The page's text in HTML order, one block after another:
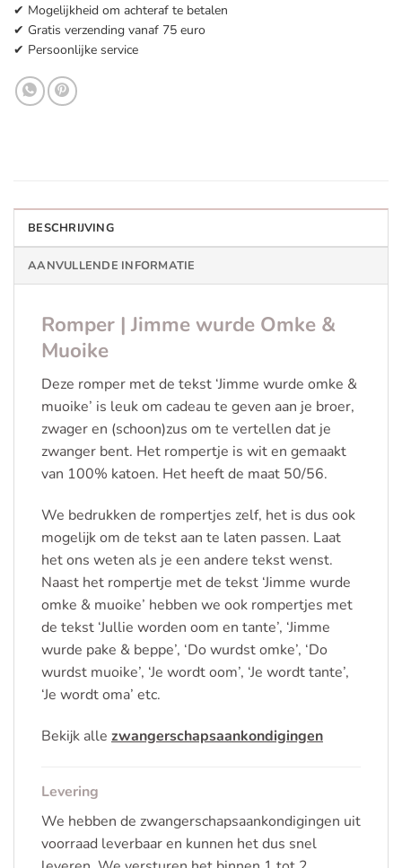
✔ Mogelijkheid om achteraf te betalen
✔ Gratis verzending vanaf 75 euro
✔ Persoonlijke service
BESCHRIJVING
AANVULLENDE INFORMATIE
Romper | Jimme wurde Omke &
Muoike
Deze romper met de tekst ‘Jimme wurde omke &
muoike’ is leuk om cadeau te geven aan je broer,
zwager en (schoon)zus om te vertellen dat je
zwanger bent. Het rompertje is wit en gemaakt
van 100% katoen. Het heeft de maat 50/56.
We bedrukken de rompertjes zelf, het is dus ook
mogelijk om de tekst aan te laten passen. Laat
het ons weten als je een andere tekst wenst.
Naast het rompertje met de tekst ‘Jimme wurde
omke & muoike’ hebben we ook rompertjes met
de tekst ‘Jullie worden oom en tante’, ‘Jimme
wurde pake & beppe’, ‘Do wurdst omke’, ‘Do
wurdst muoike’, ‘Je wordt oom’, ‘Je wordt tante’,
‘Je wordt oma’ etc.
Bekijk alle zwangerschapsaankondigingen
Levering
We hebben de zwangerschapsaankondigingen uit
voorraad leverbaar en kunnen het dus snel